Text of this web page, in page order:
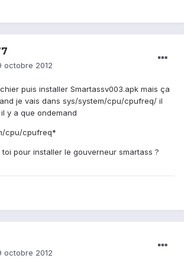
octobre 2012
puis installer Smartassv003.apk mais ça
je vais dans sys/system/cpu/cpufreq/ il
y a que ondemand
cpu/cpufreq*
pour installer le gouverneur smartass ?
octobre 2012